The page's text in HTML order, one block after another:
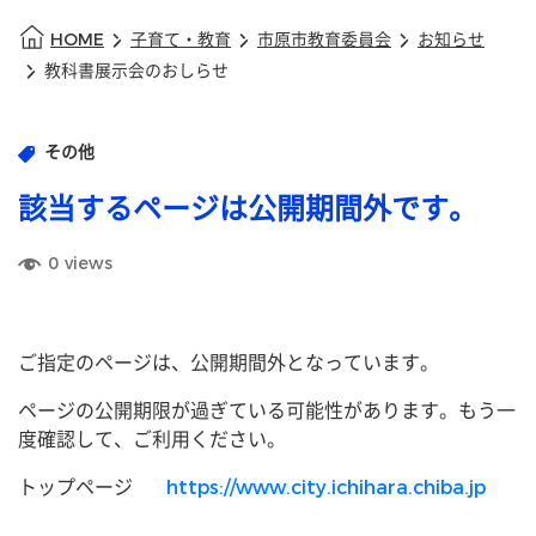
HOME 子育て・教育 市原市教育委員会
お知らせ
教科書展示会のおしらせ
その他
該当するページは公開期間外です。
0 views
ご指定のページは、公開期間外となっています。
ページの公開期限が過ぎている可能性があります。もう一
度確認して、ご利用ください。
トップページ https://www.city.ichihara.chiba.jp